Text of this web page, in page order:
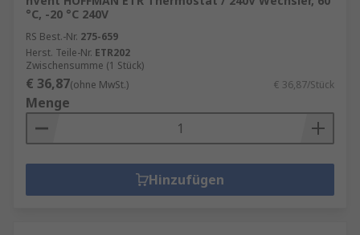
°C, -20 °C 240V
RS Best.-Nr. 275-659
Herst. Teile-Nr. ETR202
Zwischensumme (1 Stück)
€ 36,87(ohne MwSt.) € 36,87/Stück
Menge
Hinzufügen